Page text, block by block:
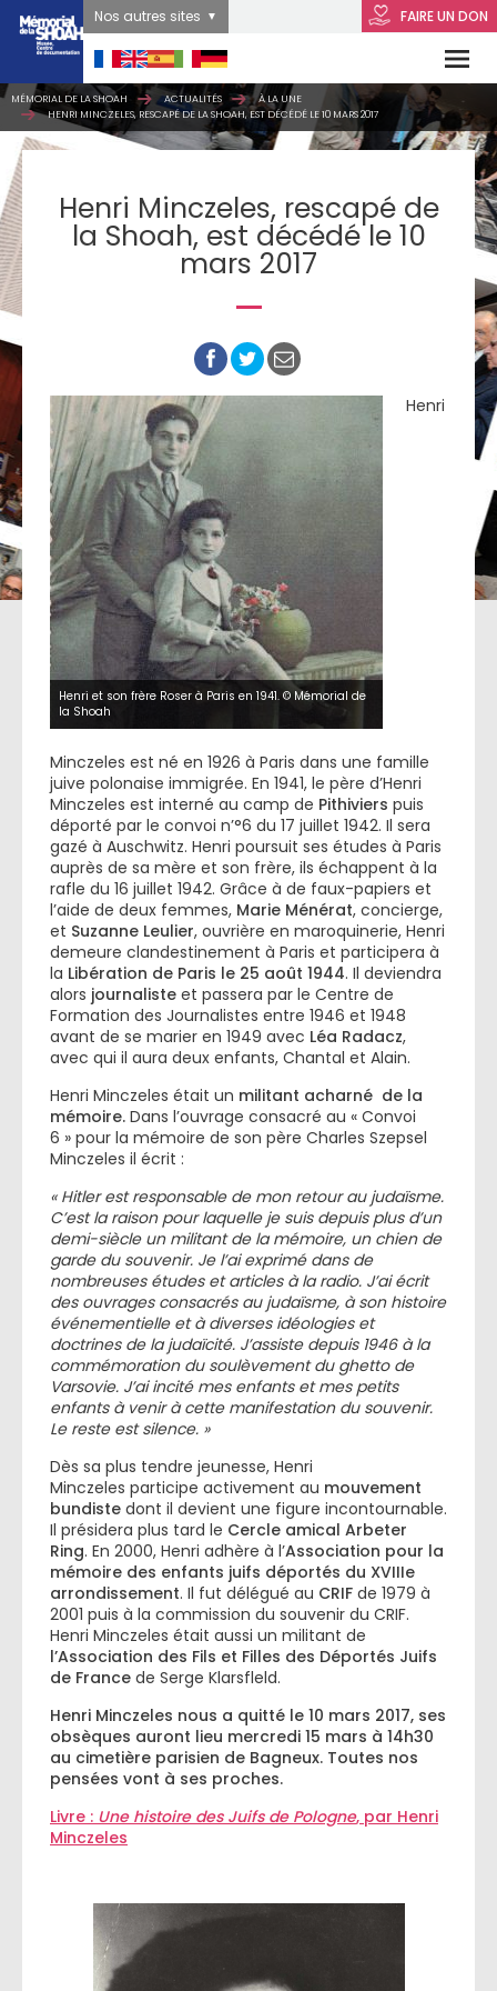
FAIRE UN DON
Nos autres sites
MÉMORIAL DE LA SHOAH ACTUALITÉS
À LA UNE
HENRI MINCZELES, RESCAPÉ DE LA SHOAH, EST DÉCÉDÉ LE 10 MARS 2017
Henri Minczeles, rescapé de
la Shoah, est décédé le 10
mars 2017
Henri et son frère Roser à Paris en 1941. © Mémorial de
la Shoah
Henri
Minczeles est né en 1926 à Paris dans une famille
juive polonaise immigrée. En 1941, le père d’Henri
Minczeles est interné au camp de Pithiviers puis
déporté par le convoi n’°6 du 17 juillet 1942. Il sera
gazé à Auschwitz. Henri poursuit ses études à Paris
auprès de sa mère et son frère, ils échappent à la
rafle du 16 juillet 1942. Grâce à de faux-papiers et
l’aide de deux femmes, Marie Ménérat, concierge,
et Suzanne Leulier, ouvrière en maroquinerie, Henri
demeure clandestinement à Paris et participera à
la Libération de Paris le 25 août 1944. Il deviendra
alors journaliste et passera par le Centre de
Formation des Journalistes entre 1946 et 1948
avant de se marier en 1949 avec Léa Radacz,
avec qui il aura deux enfants, Chantal et Alain.
Henri Minczeles était un militant acharné de la
mémoire. Dans l’ouvrage consacré au « Convoi
6 » pour la mémoire de son père Charles Szepsel
Minczeles il écrit :
« Hitler est responsable de mon retour au judaïsme.
C’est la raison pour laquelle je suis depuis plus d’un
demi-siècle un militant de la mémoire, un chien de
garde du souvenir. Je l’ai exprimé dans de
nombreuses études et articles à la radio. J’ai écrit
des ouvrages consacrés au judaïsme, à son histoire
événementielle et à diverses idéologies et
doctrines de la judaïcité. J’assiste depuis 1946 à la
commémoration du soulèvement du ghetto de
Varsovie. J’ai incité mes enfants et mes petits
enfants à venir à cette manifestation du souvenir.
Le reste est silence. »
Dès sa plus tendre jeunesse, Henri
Minczeles participe activement au mouvement
bundiste dont il devient une figure incontournable.
Il présidera plus tard le Cercle amical Arbeter
Ring. En 2000, Henri adhère à l’Association pour la
mémoire des enfants juifs déportés du XVIIIe
arrondissement. Il fut délégué au CRIF de 1979 à
2001 puis à la commission du souvenir du CRIF.
Henri Minczeles était aussi un militant de
l’Association des Fils et Filles des Déportés Juifs
de France de Serge Klarsfleld.
Henri Minczeles nous a quitté le 10 mars 2017, ses
obsèques auront lieu mercredi 15 mars à 14h30
au cimetière parisien de Bagneux. Toutes nos
pensées vont à ses proches.
Livre : Une histoire des Juifs de Pologne, par Henri
Minczeles